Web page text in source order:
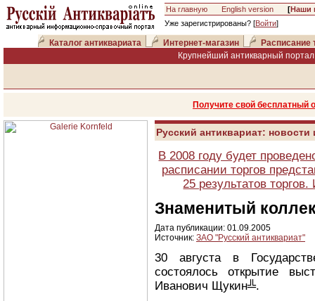
На главную English version [Наши
Уже зарегистрированы? [Войти]
Каталог антиквариата Интернет-магазин
Расписание
Крупнейший антикварный
Получите свой
Русский антиквариат:
В 2008 году будет
расписании торгов
25 результатов
Знаменитый
Дата публикации: 01.09.2005
Источник: ЗАО "Русский антиквариат"
30 августа в
состоялось открытие
Иванович Щукин╩.